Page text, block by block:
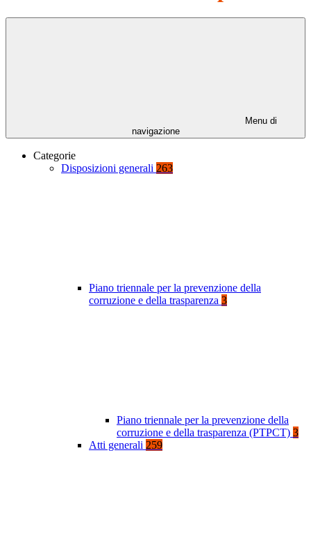
Menu di
navigazione
Categorie
Disposizioni generali 263
Piano triennale per la prevenzione della
corruzione e della trasparenza 3
Piano triennale per la prevenzione della
corruzione e della trasparenza (PTPCT) 3
Atti generali 259